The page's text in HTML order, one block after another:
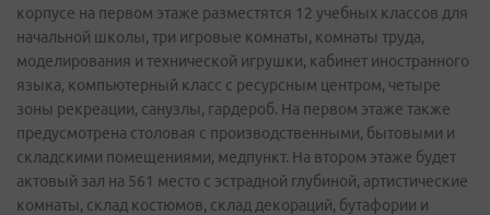
корпусе на первом этаже разместятся 12 учебных классов для
начальной школы, три игровые комнаты, комнаты труда,
моделирования и технической игрушки, кабинет иностранного
языка, компьютерный класс с ресурсным центром, четыре
зоны рекреации, санузлы, гардероб. На первом этаже также
предусмотрена столовая с производственными, бытовыми и
складскими помещениями, медпункт. На втором этаже будет
актовый зал на 561 место с эстрадной глубиной, артистические
комнаты, склад костюмов, склад декораций, бутафории и